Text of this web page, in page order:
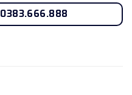
0383.666.888